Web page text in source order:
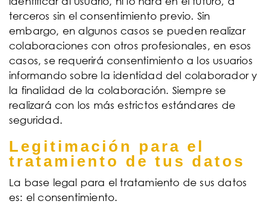
terceros sin el consentimiento previo. Sin
embargo, en algunos casos se pueden realizar
colaboraciones con otros profesionales, en esos
casos, se requerirá consentimiento a los usuarios
informando sobre la identidad del colaborador y
la finalidad de la colaboración. Siempre se
realizará con los más estrictos estándares de
seguridad.
Legitimación para el
tratamiento de tus datos
La base legal para el tratamiento de sus datos
es: el consentimiento.